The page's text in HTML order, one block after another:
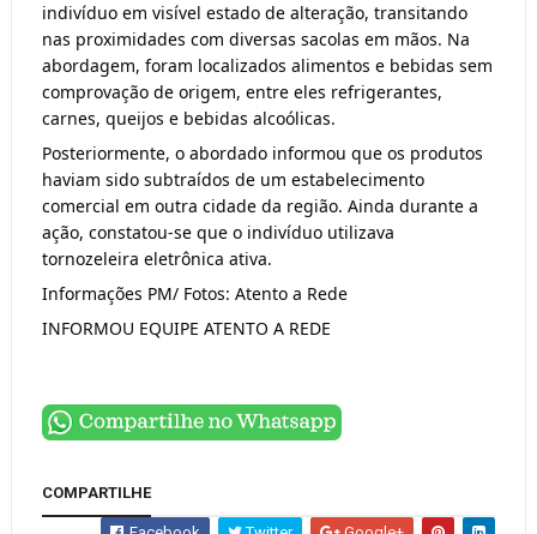
indivíduo em visível estado de alteração, transitando
nas proximidades com diversas sacolas em mãos. Na
abordagem, foram localizados alimentos e bebidas sem
comprovação de origem, entre eles refrigerantes,
carnes, queijos e bebidas alcoólicas.
Posteriormente, o abordado informou que os produtos
haviam sido subtraídos de um estabelecimento
comercial em outra cidade da região. Ainda durante a
ação, constatou-se que o indivíduo utilizava
tornozeleira eletrônica ativa.
Informações PM/ Fotos: Atento a Rede
INFORMOU EQUIPE ATENTO A REDE
COMPARTILHE